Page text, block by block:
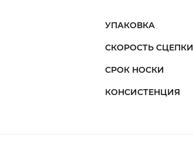
Важно: клей
УПАКОВКА
СКОРОСТЬ СЦЕПКИ
СРОК НОСКИ
КОНСИСТЕНЦИЯ